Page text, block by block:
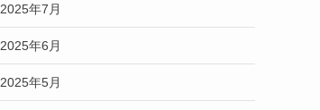
2025年7月
2025年6月
2025年5月